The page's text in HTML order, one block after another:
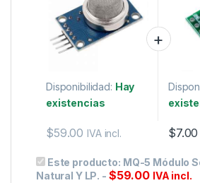
Disponibilidad: Hay
existencias
$59.00 IVA incl. $7.00
Este producto: MQ-5 Módulo
Natural Y LP. - $59.00 IVA incl.